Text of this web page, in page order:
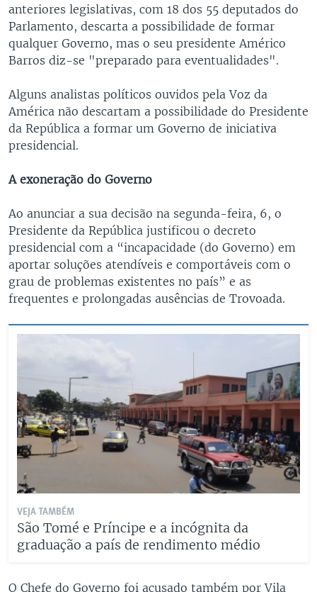
anteriores legislativas, com 18 dos 55 deputados do
Parlamento, descarta a possibilidade de formar
qualquer Governo, mas o seu presidente Américo
Barros diz-se "preparado para eventualidades".
Alguns analistas políticos ouvidos pela Voz da
América não descartam a possibilidade do Presidente
da República a formar um Governo de iniciativa
presidencial.
A exoneração do Governo
Ao anunciar a sua decisão na segunda-feira, 6, o
Presidente da República justificou o decreto
presidencial com a “incapacidade (do Governo) em
aportar soluções atendíveis e comportáveis com o
grau de problemas existentes no país” e as
frequentes e prolongadas ausências de Trovoada.
VEJA TAMBÉM
São Tomé e Príncipe e a incógnita da
graduação a país de rendimento médio
O Chefe do Governo foi acusado também por Vila